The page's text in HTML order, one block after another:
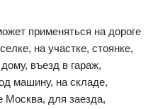
применяться на дороге
на участке, стоянке,
въезд в гараж,
машину, на складе,
Москва, для заезда,